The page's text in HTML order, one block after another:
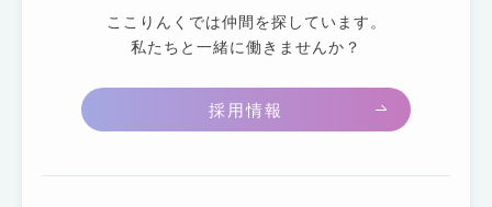
ここりんくでは仲間を探しています。
私たちと一緒に働きませんか？
採用情報